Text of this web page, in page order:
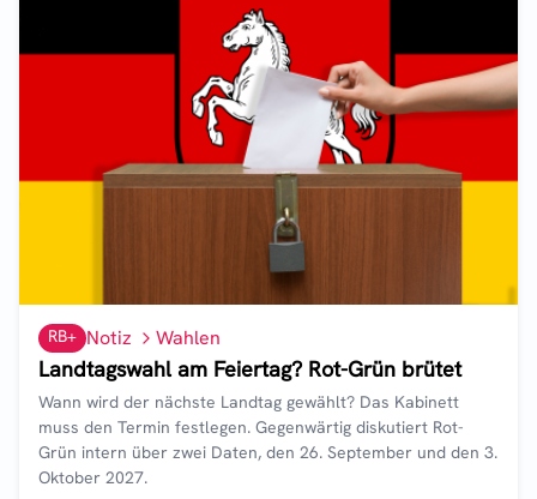
RB+ Notiz Wahlen
Landtagswahl am Feiertag? Rot-Grün brütet
Wann wird der nächste Landtag gewählt? Das Kabinett
muss den Termin festlegen. Gegenwärtig diskutiert Rot-
Grün intern über zwei Daten, den 26. September und den 3.
Oktober 2027.